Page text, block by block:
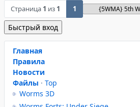
Страница 1 из 1 1
Главная
Правила
Новости
Файлы · Top
Worms 3D